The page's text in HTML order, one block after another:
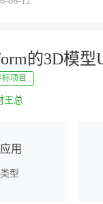
的3D模
标项目
王总
用
型